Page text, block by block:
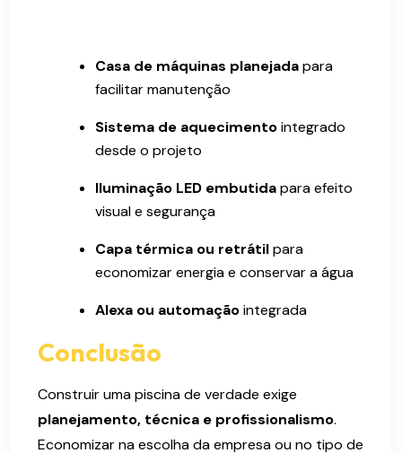
Casa de máquinas planejadapara
facilitar manutenção
Sistema de aquecimentointegrado
desde o projeto
Iluminação LED embutidapara efeito
visual e segurança
Capa térmica ou retrátilpara
economizar energia e conservar a água
Alexa ou automaçãointegrada
Conclusão
Construir uma piscina de verdade exige
planejamento, técnica e profissionalismo.
Economizar na escolha da empresa ou no tipo de